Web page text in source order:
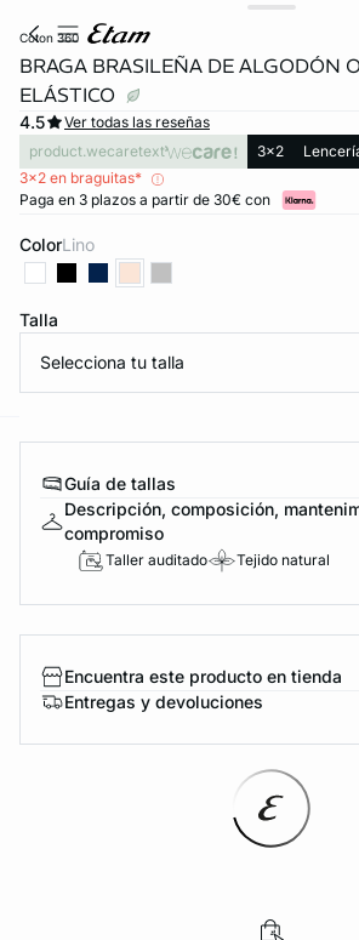
INVISIBLE
coton 360
BRAGA BRASILEÑA DE ALGODÓN
ELÁSTICO
4.5
Ver todas las reseñas
product.wecaretext
3x2
3x2 en braguitas*
Paga en 3 plazos a partir de 30€ con
Color lino
Talla
Selecciona tu talla
Guía de tallas
Descripción, composición,
compromiso
Taller auditado Tejido natural
Encuentra este producto en tienda
Entregas y devoluciones